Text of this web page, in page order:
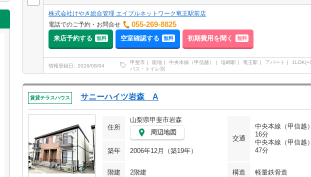
株式会社けやき総合管理 エイブルネットワーク竜王駅前店
電話でのご予約・お問合せ
055-269-8825
来店予約する 無料 空室確認する 無料 初期費用を聞く 無料
情報登録日 2026/08/04
甲斐市 龍地 中央本線（甲信越） 塩崎駅 竜王駅 アパート
バス・トイレ別
賃貸テラスハウス サニーハイツ岩森 A
住所
山梨県甲斐市岩森
周辺地図
交通
中央本線（甲信越
16分
中央本線（甲信越
47分
築年 2006年12月（築19年）
階建 2階建 構造 軽量鉄骨造